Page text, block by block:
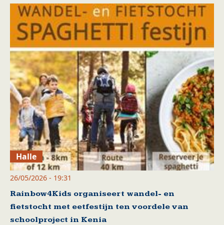
Halle
26/05/2026 - 19:31
Rainbow4Kids organiseert wandel- en
fietstocht met eetfestijn ten voordele van
schoolproject in Kenia